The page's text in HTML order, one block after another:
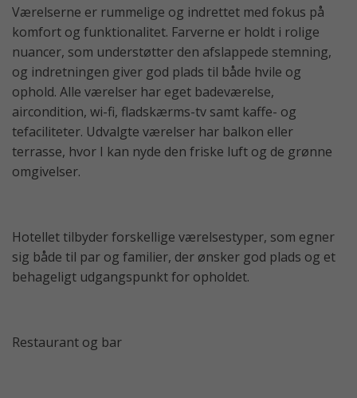
Værelserne er rummelige og indrettet med fokus på
komfort og funktionalitet. Farverne er holdt i rolige
nuancer, som understøtter den afslappede stemning,
og indretningen giver god plads til både hvile og
ophold. Alle værelser har eget badeværelse,
aircondition, wi-fi, fladskærms-tv samt kaffe- og
tefaciliteter. Udvalgte værelser har balkon eller
terrasse, hvor I kan nyde den friske luft og de grønne
omgivelser.
Hotellet tilbyder forskellige værelsestyper, som egner
sig både til par og familier, der ønsker god plads og et
behageligt udgangspunkt for opholdet.
Restaurant og bar